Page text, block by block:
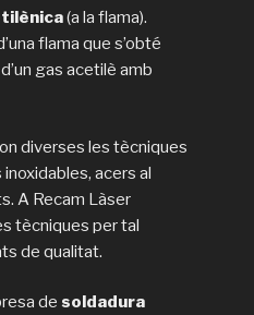
(a la flama).
flama que s’obté
gas acetilè amb
diverses les tècniques
acers al
A Recam Làser
tècniques per tal
de qualitat.
desoldadura